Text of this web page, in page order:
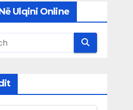
Ulqini Online